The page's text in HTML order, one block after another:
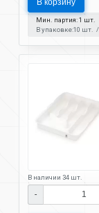
Мин. партия: 1 шт.
В упаковке:10 шт.
В наличии 34 шт.
-